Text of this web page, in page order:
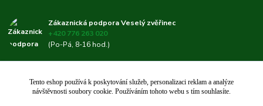
Zákaznická podpora Veselý zvěřinec
+420 776 263 020
(Po-Pá, 8-16 hod.)
Tento eshop používá k poskytování služeb, personalizaci reklam a analýze
návštěvnosti soubory cookie. Používáním tohoto webu s tím souhlasíte.